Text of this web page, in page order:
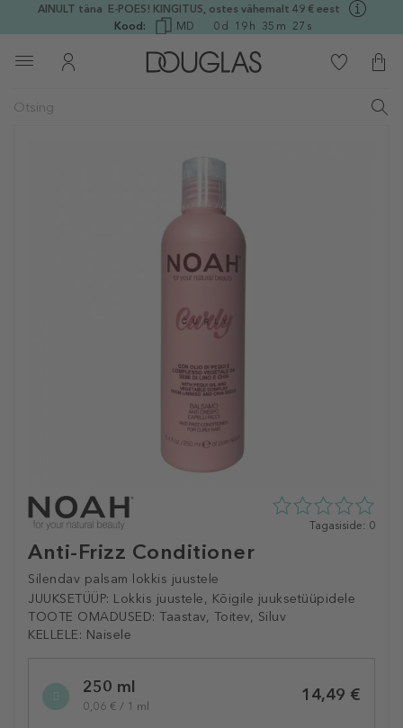
AINULT täna E-POES! KINGITUS, ostes vähemalt 49 € eest
Kood:
MD 0 d 19 h 35 m 27 s
Anti-Frizz Conditioner
Silendav palsam lokkis juustele
JUUKSETÜÜP: Lokkis juustele, Kõigile juuksetüüpidele
TOOTE OMADUSED: Taastav, Toitev, Siluv
KELLELE: Naisele
0
Tagasiside: 0
variation250 ml
0,06 € / 1 ml
14,49 €